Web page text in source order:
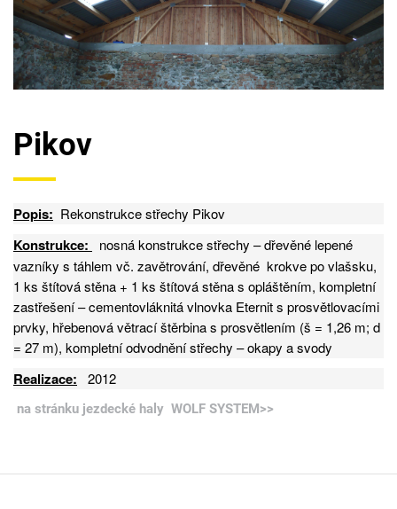
Pikov
Popis: Rekonstrukce střechy Pikov
Konstrukce:
nosná konstrukce střechy – dřevěné lepené
vazníky s táhlem vč. zavětrování, dřevěné krokve po vlašsku,
1 ks štítová stěna + 1 ks štítová stěna s opláštěním, kompletní
zastřešení – cementovláknitá vlnovka Eternit s prosvětlovacími
prvky, hřebenová větrací štěrbina s prosvětlením (š = 1,26 m; d
= 27 m), kompletní odvodnění střechy – okapy a svody
Realizace: 2012
na stránku jezdecké haly WOLF SYSTEM>>